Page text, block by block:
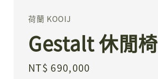
荷蘭 KOOIJ
Gestalt 休閒椅
Regular
NT$ 690,000